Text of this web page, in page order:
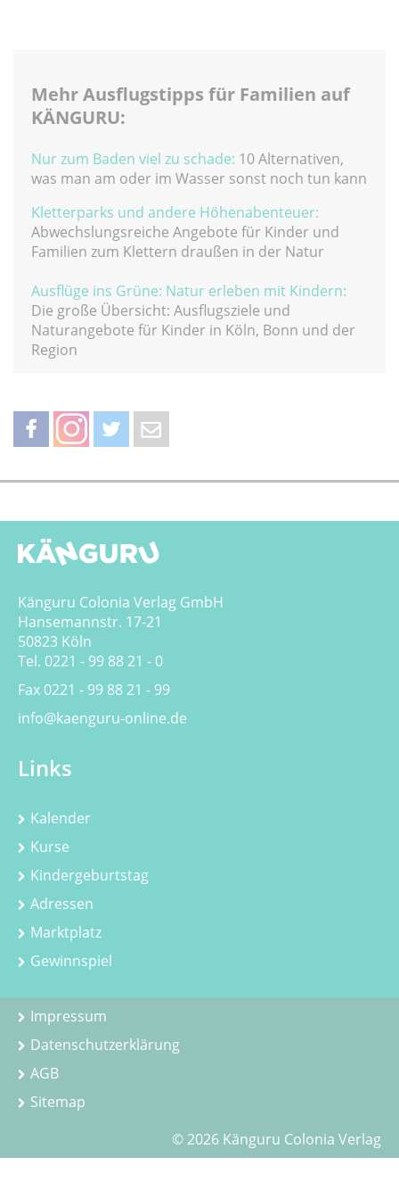
Mehr Ausflugstipps für Familien auf
KÄNGURU:
Nur zum Baden viel zu schade: 10 Alternativen,
was man am oder im Wasser sonst noch tun kann
Kletterparks und andere Höhenabenteuer:
Abwechslungsreiche Angebote für Kinder und
Familien zum Klettern draußen in der Natur
Ausflüge ins Grüne: Natur erleben mit Kindern:
Die große Übersicht: Ausflugsziele und
Naturangebote für Kinder in Köln, Bonn und der
Region
Känguru Colonia Verlag GmbH
Hansemannstr. 17-21
50823 Köln
Tel. 0221 - 99 88 21 - 0
Fax 0221 - 99 88 21 - 99
info@kaenguru-online.de
Links
Kalender
Kurse
Kindergeburtstag
Adressen
Marktplatz
Gewinnspiel
© 2026 Känguru Colonia Verlag
Impressum
Datenschutzerklärung
AGB
Sitemap